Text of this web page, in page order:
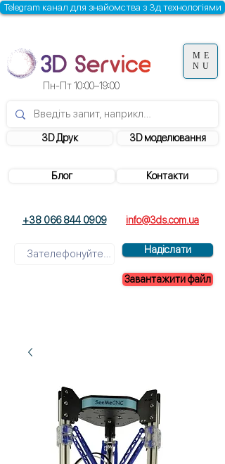
3D моделювання
Контакти
3D Друк
+38 066 844 0909 info@3ds.com.ua
Надіслати
Завантажити файл
Блог
Пн-Пт 10:00–19:00
Telegram канал для знайомства з 3д технологіями
ME
NU